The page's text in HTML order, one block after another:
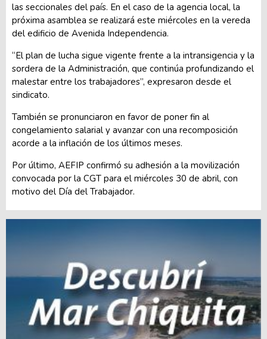
las seccionales del país. En el caso de la agencia local, la
próxima asamblea se realizará este miércoles en la vereda
del edificio de Avenida Independencia.
“El plan de lucha sigue vigente frente a la intransigencia y la
sordera de la Administración, que continúa profundizando el
malestar entre los trabajadores”, expresaron desde el
sindicato.
También se pronunciaron en favor de poner fin al
congelamiento salarial y avanzar con una recomposición
acorde a la inflación de los últimos meses.
Por último, AEFIP confirmó su adhesión a la movilización
convocada por la CGT para el miércoles 30 de abril, con
motivo del Día del Trabajador.